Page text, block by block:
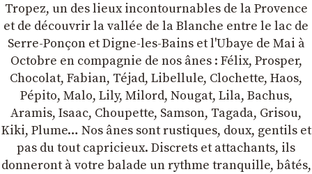
Tropez, un des lieux incontournables de la Provence
et de découvrir la vallée de la Blanche entre le lac de
Serre-Ponçon et Digne-les-Bains et l'Ubaye de Mai à
Octobre en compagnie de nos ânes : Félix, Prosper,
Chocolat, Fabian, Téjad, Libellule, Clochette, Haos,
Pépito, Malo, Lily, Milord, Nougat, Lila, Bachus,
Aramis, Isaac, Choupette, Samson, Tagada, Grisou,
Kiki, Plume… Nos ânes sont rustiques, doux, gentils et
pas du tout capricieux. Discrets et attachants, ils
donneront à votre balade un rythme tranquille, bâtés,